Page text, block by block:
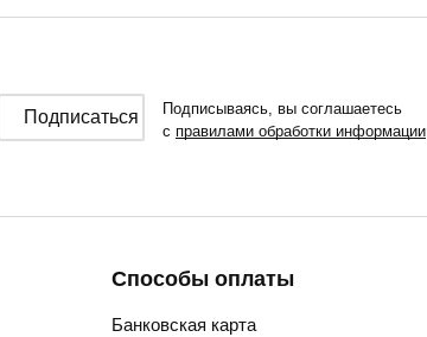
Подписаться
Подписываясь, вы соглашаетесь
с правилами обработки информации
Способы оплаты
Банковская карта